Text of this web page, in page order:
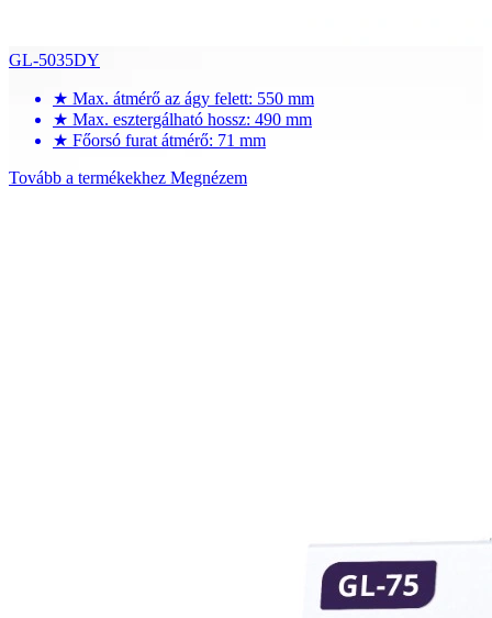
GL-5035DY
★ Max. átmérő az ágy felett: 550 mm
★ Max. esztergálható hossz: 490 mm
★ Főorsó furat átmérő: 71 mm
Tovább a termékekhez Megnézem